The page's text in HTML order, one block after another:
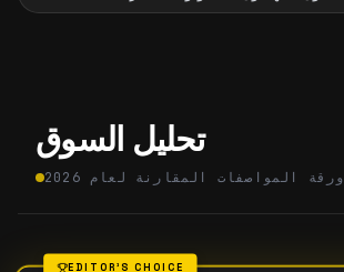
تحليل السوق
ورقة المواصفات المقارنة لعام 2026
EDITOR'S CHOICE